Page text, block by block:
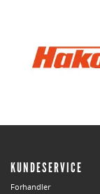
KUNDESERVICE
Forhandler